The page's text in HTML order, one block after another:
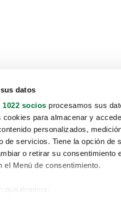
datos
socios procesamos sus
para almacenar y
personalizados,
de servicios. Tiene la opción de
o retirar su consentimiento
el Menú de consentimiento.
quisiéramos: